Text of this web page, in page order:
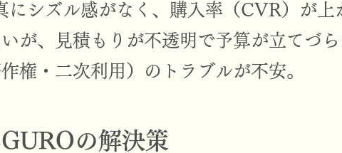
にシズル感がなく、購入率（CVR）が上
が、見積もりが不透明で予算が立てづら
権・二次利用）のトラブルが不安。
の解決策